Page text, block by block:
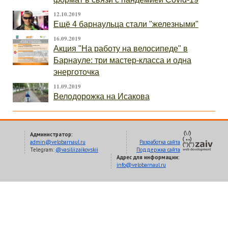
12.10.2019
Ещё 4 барнаульца стали "железными"
16.09.2019
Акция "На работу на велосипеде" в
Барнауле: три мастер-класса и одна
энерготочка
11.09.2019
Велодорожка на Исакова
Разработка сайта
Поддержка сайта
Администратор:
admin@velobarnaul.ru
Telegram: @vasiliizaikovskii
Адрес для информации:
info@velobarnaul.ru